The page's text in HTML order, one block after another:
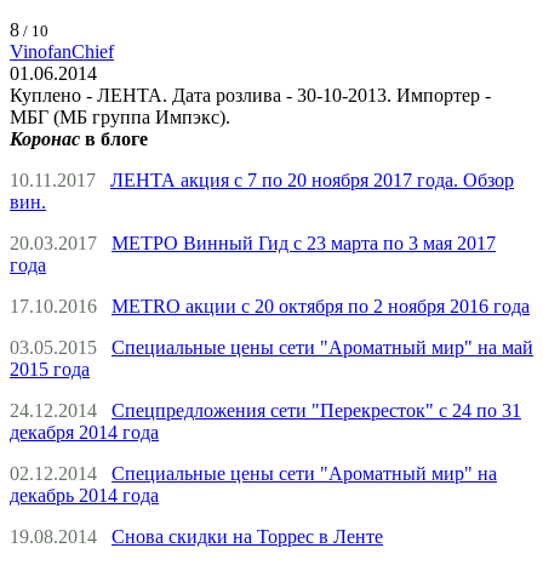
8 / 10
VinofanChief
01.06.2014
Куплено - ЛЕНТА. Дата розлива - 30-10-2013. Импортер -
МБГ (МБ группа Импэкс).
Коронас в блоге
10.11.2017
ЛЕНТА акция с 7 по 20 ноября 2017 года. Обзор
вин.
20.03.2017
МЕТРО Винный Гид с 23 марта по 3 мая 2017
года
17.10.2016
METRO акции с 20 октября по 2 ноября 2016 года
03.05.2015
Специальные цены сети "Ароматный мир" на май
2015 года
24.12.2014
Спецпредложения сети "Перекресток" с 24 по 31
декабря 2014 года
02.12.2014
Специальные цены сети "Ароматный мир" на
декабрь 2014 года
19.08.2014
Снова скидки на Торрес в Ленте